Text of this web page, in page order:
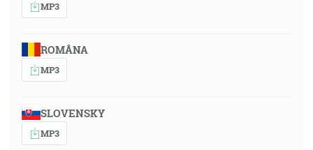
MP3
ROMÂNA
MP3
SLOVENSKY
MP3